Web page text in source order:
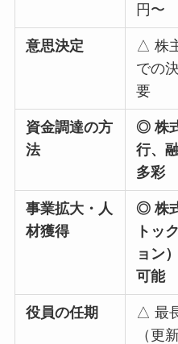
円〜
意思決定
△ 株
での
要
資金調達の方
法
◎ 株
行、
多彩
事業拡大・人
材獲得
◎ 株
トッ
ョン
可能
役員の任期
△ 最
（更